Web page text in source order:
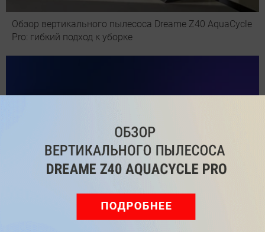
Обзор вертикального пылесоса Dreame Z40 AquaCycle
Pro: гибкий подход к уборке